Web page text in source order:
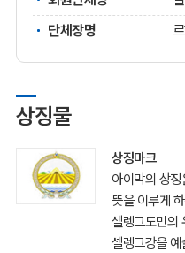
단체장명
상징물
상징마크
아이막의 상
뜻을 이루게
셀렝그도민의
셀렝그강을